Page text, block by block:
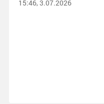
15:46, 3.07.2026